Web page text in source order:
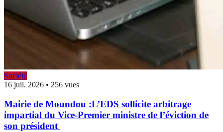
Société
16 juil. 2026 • 256 vues
Mairie de Moundou :L’EDS sollicite arbitrage
impartial du Vice-Premier ministre de l’éviction de
son président